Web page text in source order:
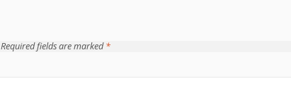
Required fields are marked*